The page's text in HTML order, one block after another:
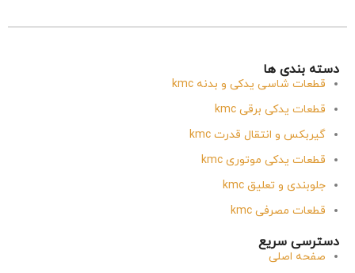
دسته بندی ها
قطعات شاسی یدکی و بدنه kmc
قطعات یدکی برقی kmc
گیربکس و انتقال قدرت kmc
قطعات یدکی موتوری kmc
جلوبندی و تعلیق kmc
قطعات مصرفی kmc
دسترسی سریع
صفحه اصلی